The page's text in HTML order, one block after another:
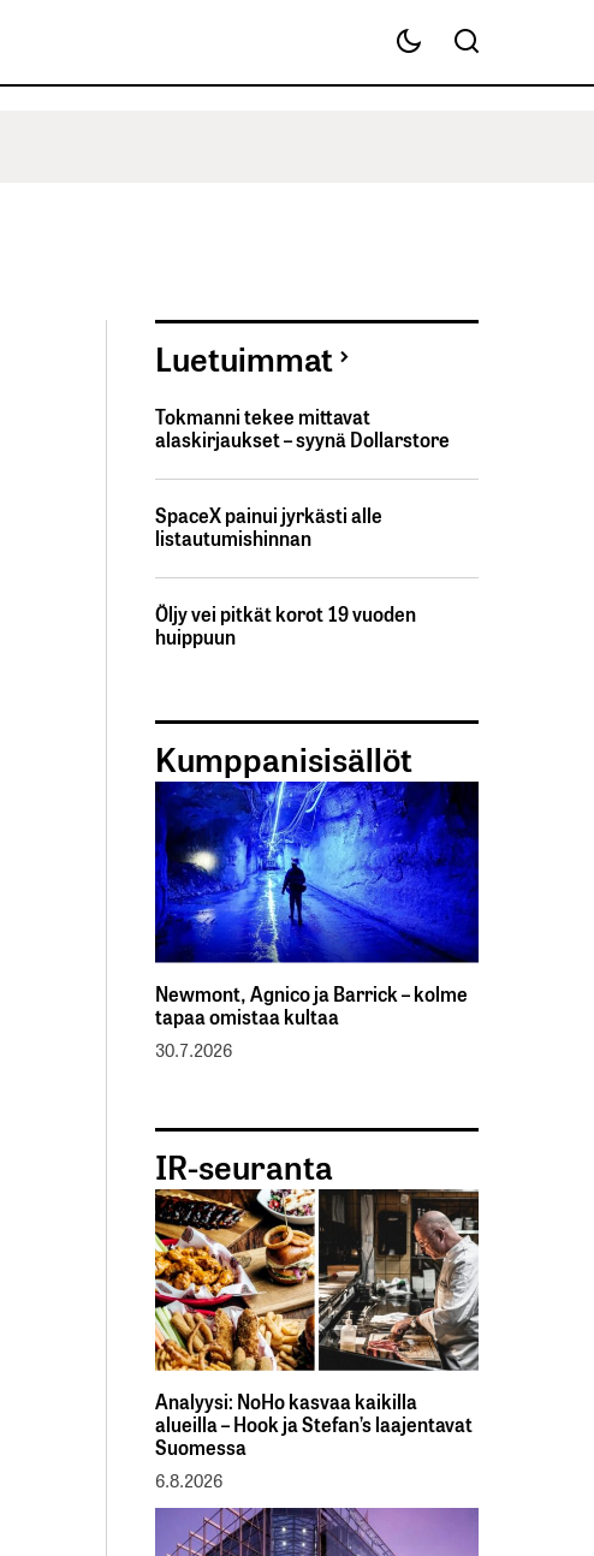
Luetuimmat
Tokmanni tekee mittavat
alaskirjaukset – syynä Dollarstore
SpaceX painui jyrkästi alle
listautumishinnan
Öljy vei pitkät korot 19 vuoden
huippuun
Kumppanisisällöt
Newmont, Agnico ja Barrick – kolme
tapaa omistaa kultaa
30.7.2026
IR-seuranta
Analyysi: NoHo kasvaa kaikilla
alueilla – Hook ja Stefan’s laajentavat
Suomessa
6.8.2026